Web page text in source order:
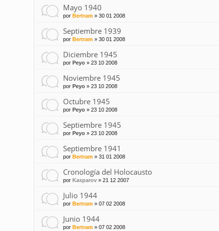
Mayo 1940
por Bertram» 30 01 2008
Septiembre 1939
por Bertram» 30 01 2008
Diciembre 1945
por Peyo» 23 10 2008
Noviembre 1945
por Peyo» 23 10 2008
Octubre 1945
por Peyo» 23 10 2008
Septiembre 1945
por Peyo» 23 10 2008
Septiembre 1941
por Bertram» 31 01 2008
Cronología del Holocausto
por Kasparov» 21 12 2007
Julio 1944
por Bertram» 07 02 2008
Junio 1944
por Bertram» 07 02 2008